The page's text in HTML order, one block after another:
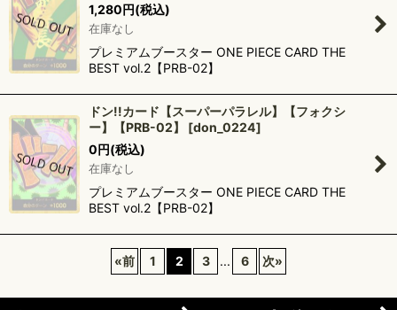
1,280円(税込)
在庫なし
プレミアムブースター ONE PIECE CARD THE
BEST vol.2【PRB-02】
ドン!!カード【スーパーパラレル】【フォクシ
ー】【PRB-02】
[don_0224]
0円(税込)
在庫なし
プレミアムブースター ONE PIECE CARD THE
BEST vol.2【PRB-02】
«前 1 2 3 ... 6 次»